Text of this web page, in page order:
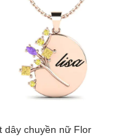
dây chuyền nữ Flor